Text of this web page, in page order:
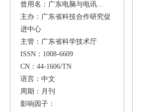
曾用名：广东电脑与电讯
主办：广东省科技合作研究促
进中心
主管：广东省科学技术厅
ISSN：1008-6609
CN：44-1606/TN
语言：中文
周期：月刊
影响因子：